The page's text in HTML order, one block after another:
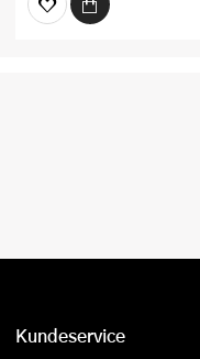
Kundeservice